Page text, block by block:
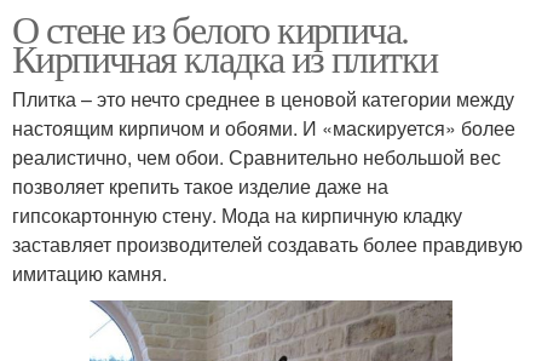
О стене из белого кирпича.
Кирпичная кладка из плитки
Плитка – это нечто среднее в ценовой категории между
настоящим кирпичом и обоями. И «маскируется» более
реалистично, чем обои. Сравнительно небольшой вес
позволяет крепить такое изделие даже на
гипсокартонную стену. Мода на кирпичную кладку
заставляет производителей создавать более правдивую
имитацию камня.